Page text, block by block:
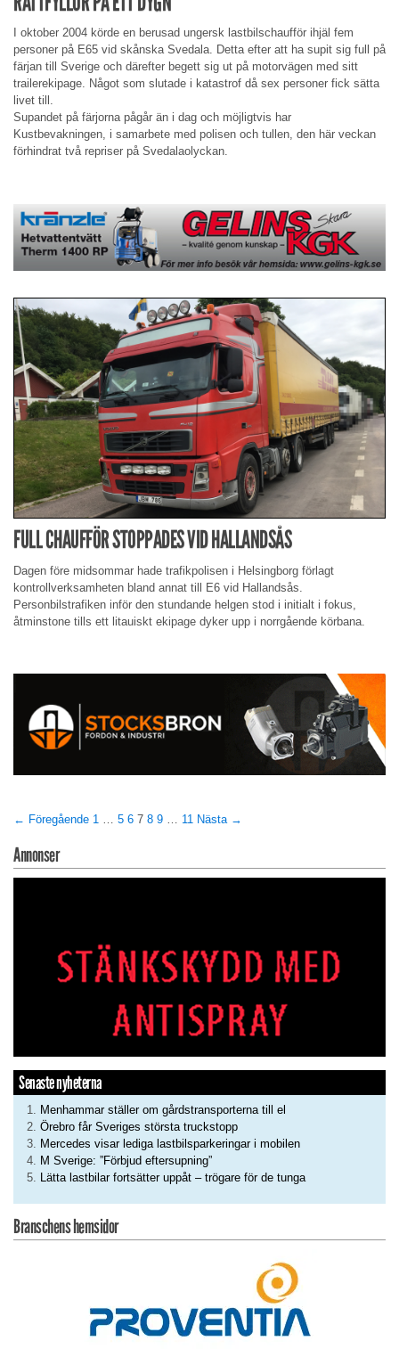
I oktober 2004 körde en berusad ungersk lastbilschaufför ihjäl fem
personer på E65 vid skånska Svedala. Detta efter att ha supit sig full på
färjan till Sverige och därefter begett sig ut på motorvägen med sitt
trailerekipage. Något som slutade i katastrof då sex personer fick sätta
livet till.
Supandet på färjorna pågår än i dag och möjligtvis har
Kustbevakningen, i samarbete med polisen och tullen, den här veckan
förhindrat två repriser på Svedalaolyckan.
FULL CHAUFFÖR STOPPADES VID HALLANDSÅS
Dagen före midsommar hade trafikpolisen i Helsingborg förlagt
kontrollverksamheten bland annat till E6 vid Hallandsås.
Personbilstrafiken inför den stundande helgen stod i initialt i fokus,
åtminstone tills ett litauiskt ekipage dyker upp i norrgående körbana.
← Föregående 1 … 5 6 7 8 9 … 11 Nästa →
Annonser
Senaste nyheterna
Menhammar ställer om gårdstransporterna till el
Örebro får Sveriges största truckstopp
Mercedes visar lediga lastbilsparkeringar i mobilen
M Sverige: ”Förbjud eftersupning”
Lätta lastbilar fortsätter uppåt – trögare för de tunga
Branschens hemsidor